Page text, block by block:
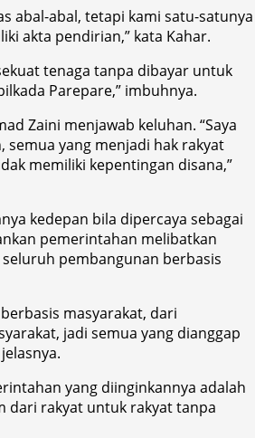
abal-abal, tetapi kami satu-satunya
akta pendirian,” kata Kahar.
tenaga tanpa dibayar untuk
Parepare,” imbuhnya.
Zaini menjawab keluhan. “Saya
semua yang menjadi hak rakyat
memiliki kepentingan disana,”
kedepan bila dipercaya sebagai
pemerintahan melibatkan
pembangunan berbasis
masyarakat, dari
jadi semua yang dianggap
yang diinginkannya adalah
dari rakyat untuk rakyat tanpa